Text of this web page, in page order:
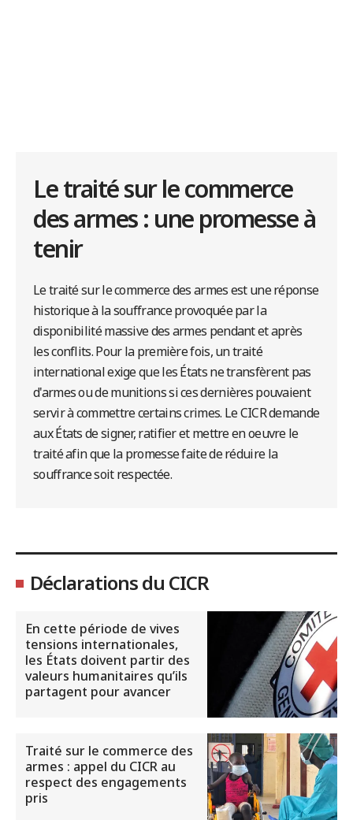
Le traité sur le commerce
des armes : une promesse à
tenir
Le traité sur le commerce des armes est une réponse
historique à la souffrance provoquée par la
disponibilité massive des armes pendant et après
les conflits. Pour la première fois, un traité
international exige que les États ne transfèrent pas
d'armes ou de munitions si ces dernières pouvaient
servir à commettre certains crimes. Le CICR demande
aux États de signer, ratifier et mettre en oeuvre le
traité afin que la promesse faite de réduire la
souffrance soit respectée.
Déclarations du CICR
En cette période de vives
tensions internationales,
les États doivent partir des
valeurs humanitaires qu’ils
partagent pour avancer
Traité sur le commerce des
armes : appel du CICR au
respect des engagements
pris